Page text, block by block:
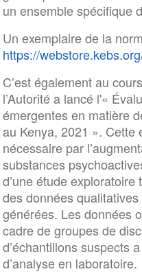
un ensemble spécifique
Un exemplaire de la
https://
C’est également au
l’Autorité a lancé l'«
émergentes en matière
au Kenya, 2021 ». Cette
nécessaire par
substances
d’une étude
des données
générées. Les données
cadre de groupes de
d’échantillons suspects
d’analyse en laboratoire.